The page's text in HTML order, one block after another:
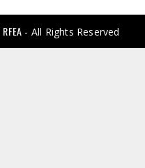
- All Rights Reserved